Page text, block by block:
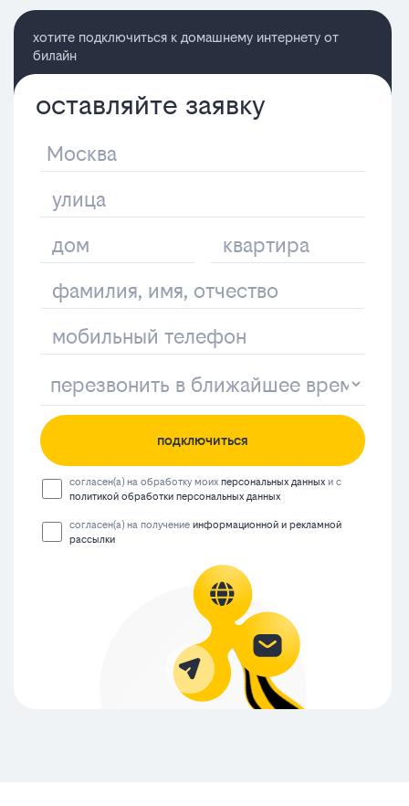
хотите подключиться к домашнему интернету от
билайн
оставляйте заявку
подключиться
согласен(а) на обработку моихперсональных данных и с
политикой обработки персональных данных
согласен(а) на получениеинформационной и рекламной
рассылки